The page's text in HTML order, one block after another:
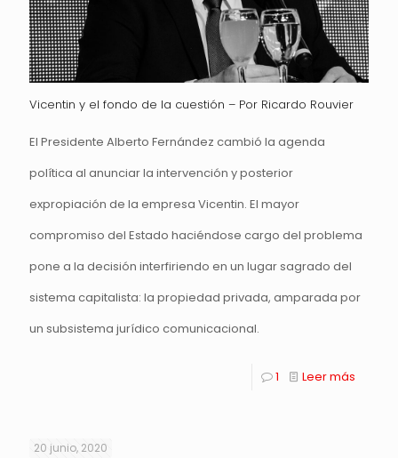
Vicentin y el fondo de la cuestión – Por Ricardo Rouvier
El Presidente Alberto Fernández cambió la agenda
política al anunciar la intervención y posterior
expropiación de la empresa Vicentin. El mayor
compromiso del Estado haciéndose cargo del problema
pone a la decisión interfiriendo en un lugar sagrado del
sistema capitalista: la propiedad privada, amparada por
un subsistema jurídico comunicacional.
1 Leer más
20 junio, 2020